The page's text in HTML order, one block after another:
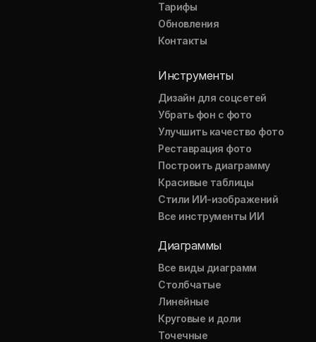
Тарифы
Обновления
Контакты
Инструменты
Дизайн для соцсетей
Убрать фон с фото
Улучшить качество фото
Реставрация фото
Построить диаграмму
Красивые таблицы
Стили ИИ-изображений
Все инструменты ИИ
Диаграммы
Все виды диаграмм
Столбчатые
Линейные
Круговые и доли
Точечные